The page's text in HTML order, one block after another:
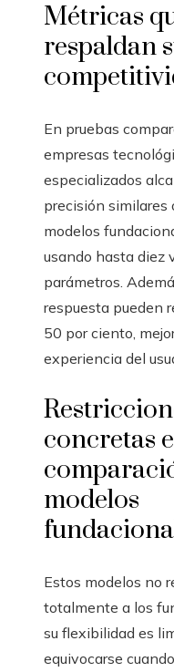
Métricas
respaldan
En pruebas
empresas
especializados
precisión similares
modelos
usando hasta diez
parámetros.
respuesta pueden
50 por ciento,
experiencia del
concretas
modelos
Estos modelos no
totalmente a los
su flexibilidad es
equivocarse